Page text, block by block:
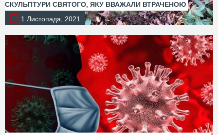
СКУЛЬПТУРИ СВЯТОГО, ЯКУ ВВАЖАЛИ ВТРАЧЕНОЮ
1 Листопада, 2021